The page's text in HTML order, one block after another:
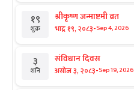
१९
शुक्र
श्रीकृष्ण जन्माष्टमी व्रत
भाद्र १९, २०८३-Sep 4, 2026
३
शनि
संविधान दिवस
असोज ३, २०८३-Sep 19, 2026